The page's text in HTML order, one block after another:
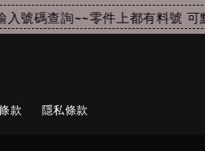
碼查詢~~零件上都有料號 可點
款 隱私條款